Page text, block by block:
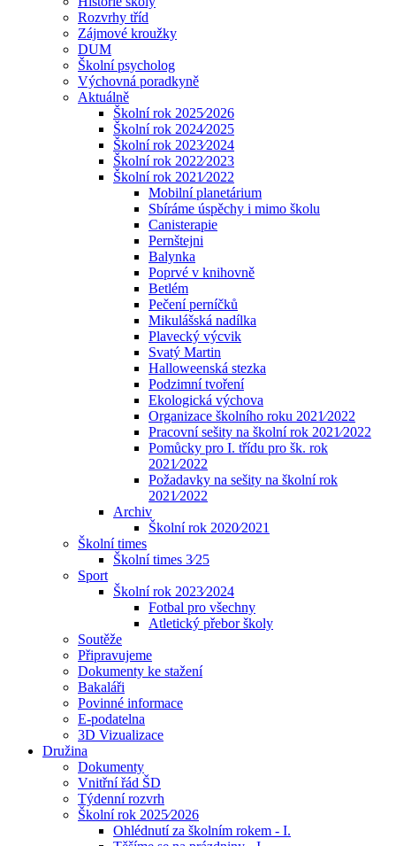
Rozvrhy tříd
Zájmové kroužky
DUM
Školní psycholog
Výchovná poradkyně
Aktuálně
Školní rok 2025⁄2026
Školní rok 2024⁄2025
Školní rok 2023⁄2024
Školní rok 2022⁄2023
Školní rok 2021⁄2022
Mobilní planetárium
Sbíráme úspěchy i mimo školu
Canisterapie
Pernštejni
Balynka
Poprvé v knihovně
Betlém
Pečení perníčků
Mikulášská nadílka
Plavecký výcvik
Svatý Martin
Halloweenská stezka
Podzimní tvoření
Ekologická výchova
Organizace školního roku 2021⁄2022
Pracovní sešity na školní rok 2021⁄2022
Pomůcky pro I. třídu pro šk. rok
2021⁄2022
Požadavky na sešity na školní rok
2021⁄2022
Archiv
Školní rok 2020⁄2021
Školní times
Školní times 3⁄25
Sport
Školní rok 2023⁄2024
Fotbal pro všechny
Atletický přebor školy
Soutěže
Připravujeme
Dokumenty ke stažení
Bakaláři
Povinné informace
E-podatelna
3D Vizualizace
Družina
Dokumenty
Vnitřní řád ŠD
Týdenní rozvrh
Školní rok 2025⁄2026
Ohlédnutí za školním rokem - I.